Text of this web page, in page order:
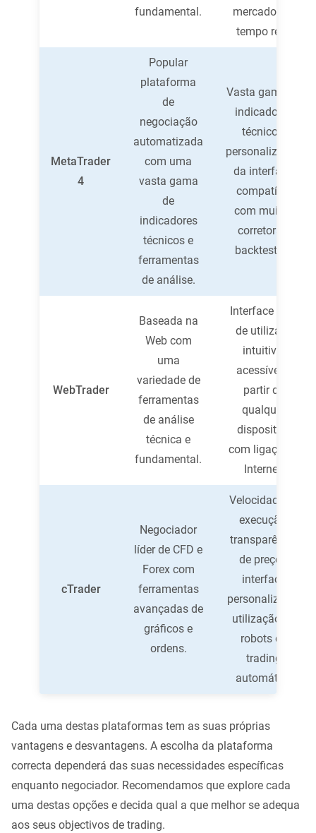
fundamental.
mercado em
tempo real.
MetaTrader
4
Popular
plataforma
de
negociação
automatizada
com uma
vasta gama
de
indicadores
técnicos e
ferramentas
de análise.
Vasta gama de
indicadores
técnicos,
personalização
da interface,
compatível
com muitas
corretoras,
backtesting
WebTrader
Baseada na
Web com
uma
variedade de
ferramentas
de análise
técnica e
fundamental.
Interface fácil
de utilizar e
intuitiva,
acessível a
partir de
qualquer
dispositivo
com ligação à
Internet.
cTrader
Negociador
líder de CFD e
Forex com
ferramentas
avançadas de
gráficos e
ordens.
Velocidade de
execução,
transparência
de preços,
interface
personalizável,
utilização de
robots de
trading
automático
Cada uma destas plataformas tem as suas próprias
vantagens e desvantagens. A escolha da plataforma
correcta dependerá das suas necessidades específicas
enquanto negociador. Recomendamos que explore cada
uma destas opções e decida qual a que melhor se adequa
aos seus objectivos de trading.